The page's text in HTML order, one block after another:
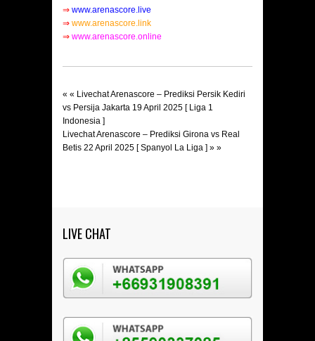
⇒ www.arenascore.live
⇒ www.arenascore.link
⇒ www.arenascore.online
« « Livechat Arenascore – Prediksi Persik Kediri
vs Persija Jakarta 19 April 2025 [ Liga 1
Indonesia ]
Livechat Arenascore – Prediksi Girona vs Real
Betis 22 April 2025 [ Spanyol La Liga ] » »
LIVE CHAT